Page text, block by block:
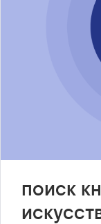
поиск